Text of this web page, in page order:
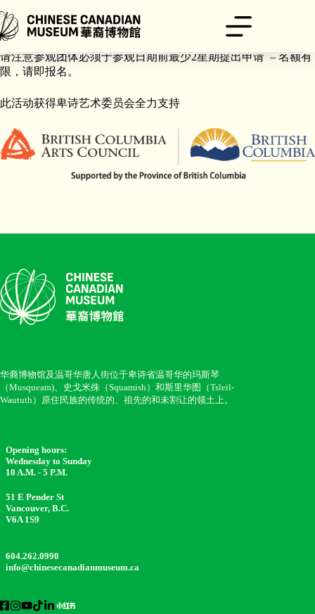
至
内
召集全城长者团体！华裔博物馆将举办长者团体专属的导览团。
请注意参观团体必须于参观日期前最少2星期提出申请 – 名额有
限，请即报名。
此活动获得卑诗艺术委员会全力支持
华裔博物馆及温哥华唐人街位于卑诗省温哥华的玛斯琴
（Musqueam)、史戈米殊（Squamish）和斯里华图（Tsleil-
Waututh）原住民族的传统的、祖先的和未割让的领土上。
Opening hours:
Wednesday to Sunday
10 A.M. - 5 P.M.
51 E Pender St
Vancouver, B.C.
V6A 1S9
604.262.0990
info@chinesecanadianmuseum.ca